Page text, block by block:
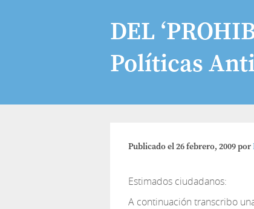
DEL
Políticas
Publicado el26 febrero, 2009por
Estimados ciudadanos:
A continuación transcribo